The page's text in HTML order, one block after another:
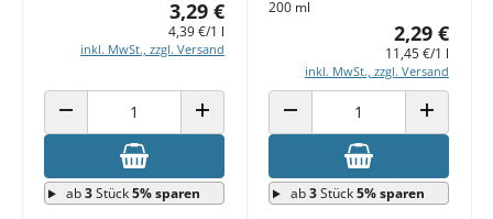
3,29 €
4,39 €/1 l
inkl. MwSt., zzgl. Versand
ANZAHL VERRINGERN ANZAHL ERHÖHEN
ab3Stück5% sparen
200 ml
2,29 €
11,45 €/1 l
inkl. MwSt., zzgl. Versand
ANZAHL VERRINGERN ANZAHL
ab3Stück5% sparen